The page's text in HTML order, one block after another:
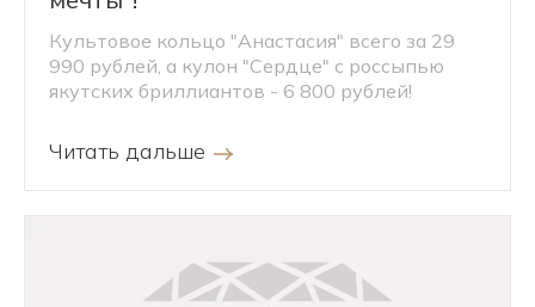
Культовое кольцо "Анастасия" всего за 29
990 рублей, а кулон "Сердце" с россыпью
якутских бриллиантов - 6 800 рублей!
Читать дальше